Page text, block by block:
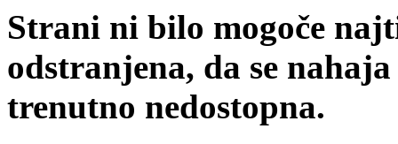
Strani ni bilo mogoče
odstranjena, da se
trenutno nedostopna.